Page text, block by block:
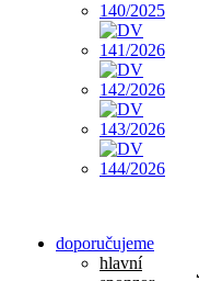
doporučujeme
hlavní